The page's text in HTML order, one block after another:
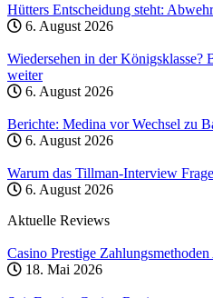
Hütters Entscheidung steht:
6. August 2026
Wiedersehen in der
weiter
6. August 2026
Berichte: Medina vor Wechsel zu
6. August 2026
Warum das Tillman-Interview
6. August 2026
Aktuelle Reviews
Casino Prestige
18. Mai 2026